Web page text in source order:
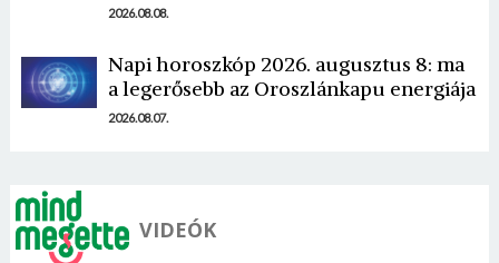
2026.08.08.
Napi horoszkóp 2026. augusztus 8: ma
a legerősebb az Oroszlánkapu energiája
2026.08.07.
VIDEÓK
Jelszó